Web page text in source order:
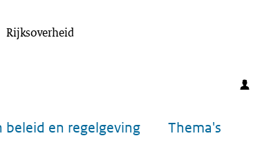
Rijksoverheid
beleid en regelgeving Thema's